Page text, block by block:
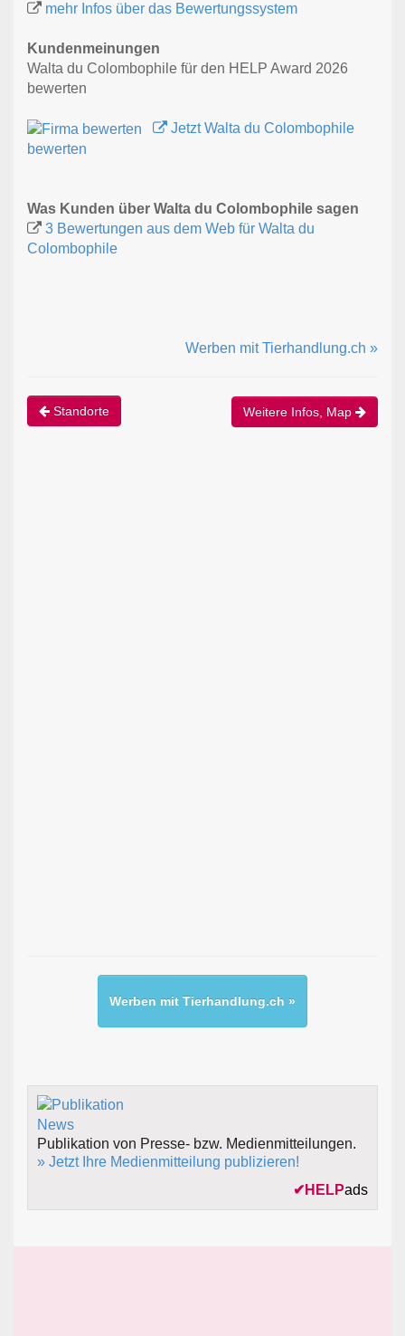
mehr Infos über das Bewertungssystem
Kundenmeinungen
Walta du Colombophile für den HELP Award 2026
bewerten
Jetzt Walta du Colombophile
bewerten
Was Kunden über Walta du Colombophile sagen
3 Bewertungen aus dem Web für Walta du
Colombophile
Werben mit Tierhandlung.ch »
Standorte Weitere Infos, Map
Werben mit Tierhandlung.ch »
Publikation von Presse- bzw. Medienmitteilungen.
» Jetzt Ihre Medienmitteilung publizieren!
✔ HELPads